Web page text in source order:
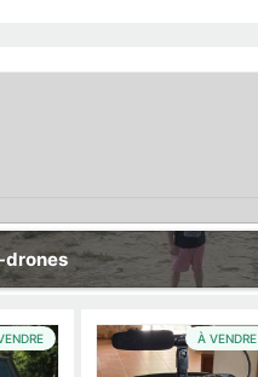
drones
À VENDRE